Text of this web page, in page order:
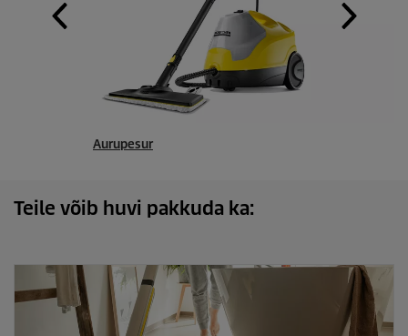
Aurupesur
Teile võib huvi pakkuda ka: